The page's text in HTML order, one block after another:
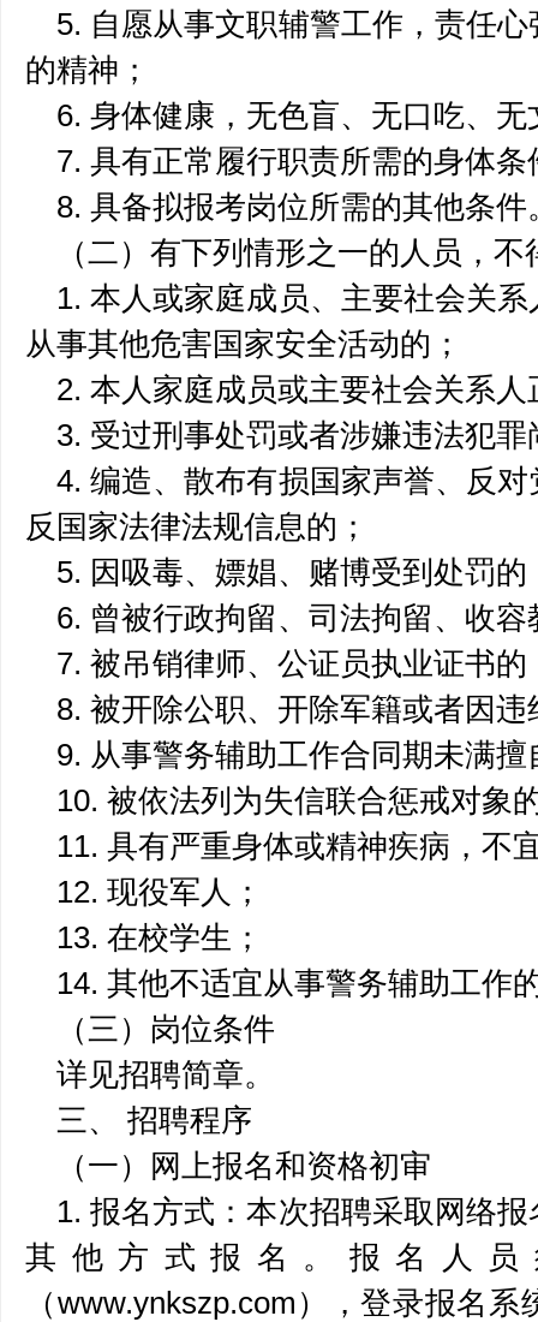
5. 自愿从事文职辅警工作，责任
的精神；
6. 身体健康，无色盲、无口吃、无
7. 具有正常履行职责所需的身体
8. 具备拟报考岗位所需的其他条件
（二）有下列情形之一的人员，不
1. 本人或家庭成员、主要社会关
从事其他危害国家安全活动的；
2. 本人家庭成员或主要社会关系
3. 受过刑事处罚或者涉嫌违法犯
4. 编造、散布有损国家声誉、反
反国家法律法规信息的；
5. 因吸毒、嫖娼、赌博受到处罚的
6. 曾被行政拘留、司法拘留、收容
7. 被吊销律师、公证员执业证书的
8. 被开除公职、开除军籍或者因
9. 从事警务辅助工作合同期未满擅
10. 被依法列为失信联合惩戒对象
11. 具有严重身体或精神疾病，不
12. 现役军人；
13. 在校学生；
14. 其他不适宜从事警务辅助工作
（三）岗位条件
详见招聘简章。
三、 招聘程序
（一）网上报名和资格初审
1. 报名方式：本次招聘采取网络
其他方式报名。报名人
（www.ynkszp.com），登录报名